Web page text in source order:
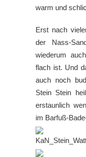
warm und
Erst nach
der Nass-
wiederum
flach ist. Und
auch noch
Stein Stein
erstaunlich
im Barfuß-